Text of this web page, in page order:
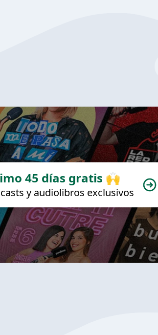
45 días gratis 🙌
y audiolibros exclusivos